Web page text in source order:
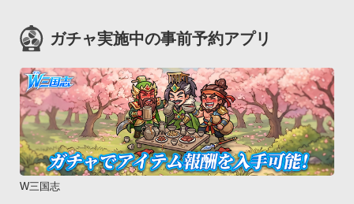
ガチャ実施中の事前予約アプリ
W三国志